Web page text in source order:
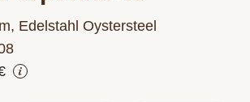
Edelstahl Oystersteel